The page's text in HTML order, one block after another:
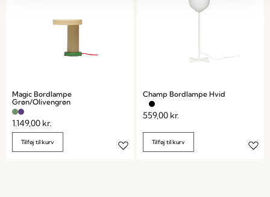
Magic Bordlampe
Grøn/Olivengrøn
1.149,00 kr.
Tilføj til kurv
Champ Bordlampe Hvid
559,00 kr.
Tilføj til kurv